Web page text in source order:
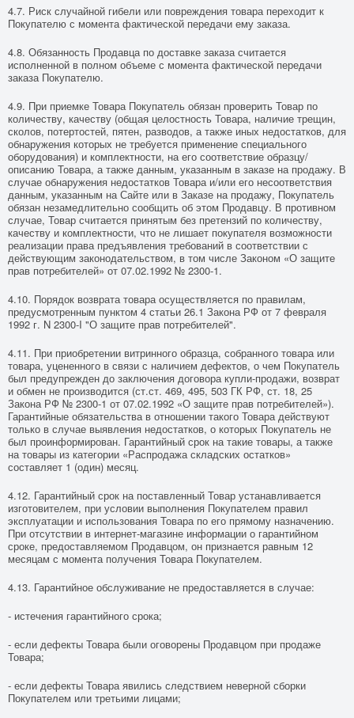
4.7. Риск случайной гибели или повреждения товара переходит к
Покупателю с момента фактической передачи ему заказа.
4.8. Обязанность Продавца по доставке заказа считается
исполненной в полном объеме с момента фактической передачи
заказа Покупателю.
4.9. При приемке Товара Покупатель обязан проверить Товар по
количеству, качеству (общая целостность Товара, наличие трещин,
сколов, потертостей, пятен, разводов, а также иных недостатков, для
обнаружения которых не требуется применение специального
оборудования) и комплектности, на его соответствие образцу/
описанию Товара, а также данным, указанным в заказе на продажу. В
случае обнаружения недостатков Товара и/или его несоответствия
данным, указанным на Сайте или в Заказе на продажу, Покупатель
обязан незамедлительно сообщить об этом Продавцу. В противном
случае, Товар считается принятым без претензий по количеству,
качеству и комплектности, что не лишает покупателя возможности
реализации права предъявления требований в соответствии с
действующим законодательством, в том числе Законом «О защите
прав потребителей» от 07.02.1992 № 2300-1.
4.10. Порядок возврата товара осуществляется по правилам,
предусмотренным пунктом 4 статьи 26.1 Закона РФ от 7 февраля
1992 г. N 2300-I "О защите прав потребителей".
4.11. При приобретении витринного образца, собранного товара или
товара, уцененного в связи с наличием дефектов, о чем Покупатель
был предупрежден до заключения договора купли-продажи, возврат
и обмен не производится (ст.ст. 469, 495, 503 ГК РФ, ст. 18, 25
Закона РФ № 2300-1 от 07.02.1992 «О защите прав потребителей»).
Гарантийные обязательства в отношении такого Товара действуют
только в случае выявления недостатков, о которых Покупатель не
был проинформирован. Гарантийный срок на такие товары, а также
на товары из категории «Распродажа складских остатков»
составляет 1 (один) месяц.
4.12. Гарантийный срок на поставленный Товар устанавливается
изготовителем, при условии выполнения Покупателем правил
эксплуатации и использования Товара по его прямому назначению.
При отсутствии в интернет-магазине информации о гарантийном
сроке, предоставляемом Продавцом, он признается равным 12
месяцам с момента получения Товара Покупателем.
4.13. Гарантийное обслуживание не предоставляется в случае:
- истечения гарантийного срока;
- если дефекты Товара были оговорены Продавцом при продаже
Товара;
- если дефекты Товара явились следствием неверной сборки
Покупателем или третьими лицами;